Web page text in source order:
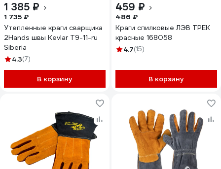
1 385 ₽
1 735 ₽
Утепленные краги сварщика
2Hands швы Kevlar Т9-11-ru
Siberia
4.3(7)
В корзину
459 ₽
486 ₽
Краги спилковые ЛЭВ ТРЕК
красные 168058
4.7(15)
В корзину